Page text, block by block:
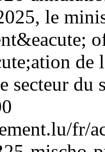
le
secteur du
fr/